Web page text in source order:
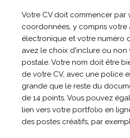
Votre CV doit commencer par
coordonnées, y compris votre
électronique et votre numéro
avez le choix d'inclure ou non
postale. Votre nom doit être
de votre CV, avec une police
grande que le reste du
de 14 points. Vous pouvez
lien vers votre portfolio en
des postes créatifs, par